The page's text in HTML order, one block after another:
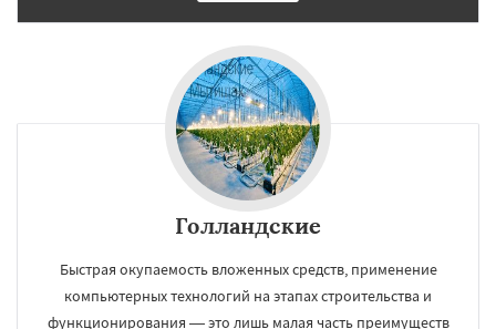
Голландские
Быстрая окупаемость вложенных средств, применение
компьютерных технологий на этапах строительства и
функционирования — это лишь малая часть преимуществ